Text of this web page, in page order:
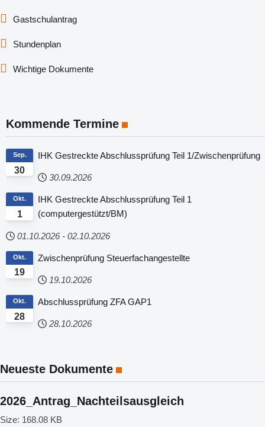
Gastschulantrag
Stundenplan
Wichtige Dokumente
Kommende Termine
30
Sep. IHK Gestreckte Abschlussprüfung Teil 1/Zwischenprüfung
30.09.2026
1
Okt.
IHK Gestreckte Abschlussprüfung Teil 1
(computergestützt/BM)
01.10.2026 - 02.10.2026
19
Okt. Zwischenprüfung Steuerfachangestellte
19.10.2026
28
Okt. Abschlussprüfung ZFA GAP1
28.10.2026
Neueste Dokumente
2026_Antrag_Nachteilsausgleich
Size: 168.08 KB